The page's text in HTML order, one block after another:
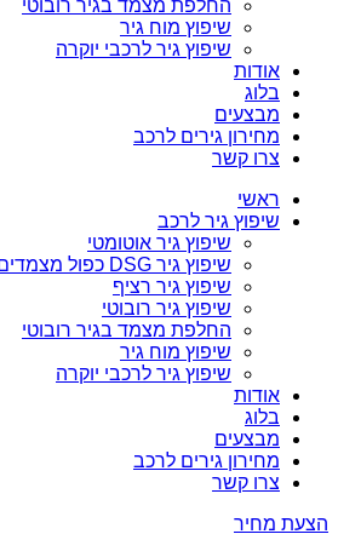
החלפת מצמד בגיר רובוטי
שיפוץ מוח גיר
שיפוץ גיר לרכבי יוקרה
אודות
בלוג
מבצעים
מחירון גירים לרכב
צרו קשר
ראשי
שיפוץ גיר לרכב
שיפוץ גיר אוטומטי
שיפוץ גיר DSG כפול מצמדים
שיפוץ גיר רציף
שיפוץ גיר רובוטי
החלפת מצמד בגיר רובוטי
שיפוץ מוח גיר
שיפוץ גיר לרכבי יוקרה
אודות
בלוג
מבצעים
מחירון גירים לרכב
צרו קשר
הצעת מחיר